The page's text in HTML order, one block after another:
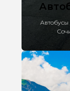
Автобусы